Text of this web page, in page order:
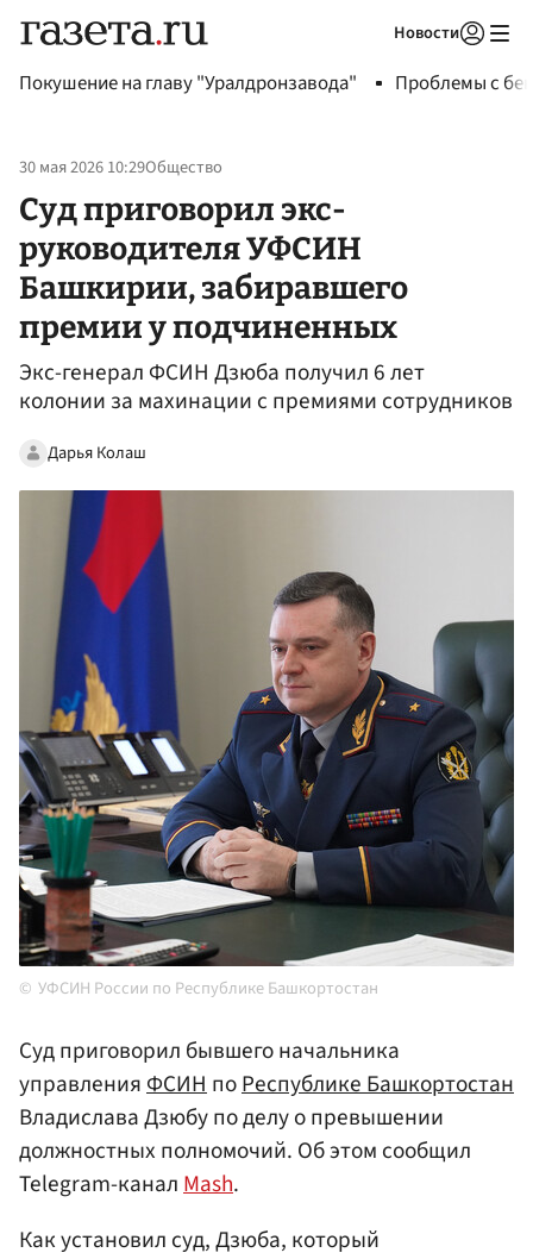
Новости
Покушение на главу "Уралдронзавода" Проблемы с
30 мая 2026 10:29Общество
Суд приговорил экс-
руководителя УФСИН
Башкирии, забиравшего
премии у подчиненных
Экс-генерал ФСИН Дзюба получил 6 лет
колонии за махинации с премиями сотрудников
Дарья Колаш
УФСИН России по Республике Башкортостан
Суд приговорил бывшего начальника
управленияФСИНпоРеспублике Башкортостан
Владислава Дзюбу по делу о превышении
должностных полномочий. Об этом сообщил
Telegram-каналMash.
Как установил суд, Дзюба, который